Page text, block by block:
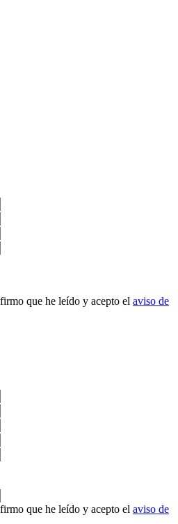
que he leído y acepto el aviso de
que he leído y acepto el aviso de